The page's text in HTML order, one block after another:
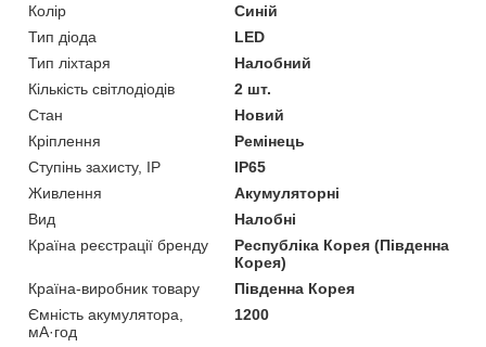
Колір
Синій
Тип діода
LED
Тип ліхтаря
Налобний
Кількість світлодіодів
2 шт.
Стан
Новий
Кріплення
Ремінець
Ступінь захисту, IP
IP65
Живлення
Акумуляторні
Вид
Налобні
Країна реєстрації бренду
Республіка Корея (Південна
Корея)
Країна-виробник товару
Південна Корея
Ємність акумулятора,
мА·год
1200